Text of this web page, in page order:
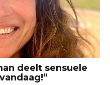
deelt sensuele